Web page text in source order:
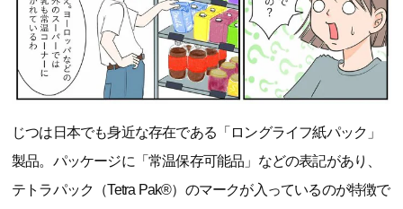
じつは日本でも身近な存在である「ロングライフ紙パック」
製品。パッケージに「常温保存可能品」などの表記があり、
テトラパック（Tetra Pak®）のマークが入っているのが特徴で